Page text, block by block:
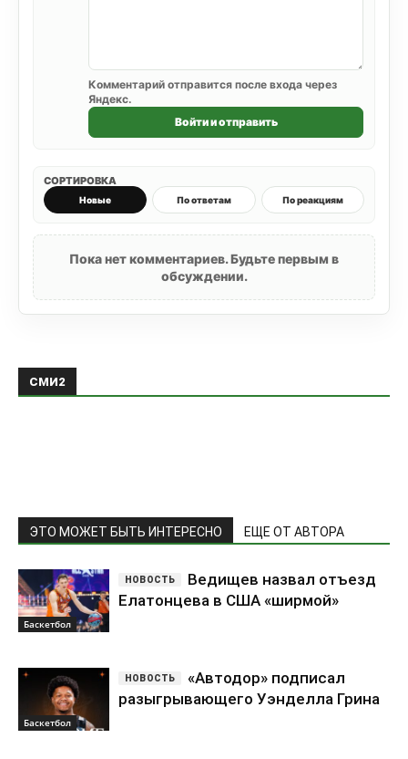
Комментарий отправится после входа через
Яндекс.
Войти и отправить
СОРТИРОВКА
Новые По ответам По реакциям
Пока нет комментариев. Будьте первым в
обсуждении.
СМИ2
ЭТО МОЖЕТ БЫТЬ ИНТЕРЕСНО ЕЩЕ ОТ АВТОРА
Баскетбол
Ведищев назвал отъезд
Елатонцева в США «ширмой»
Баскетбол
«Автодор» подписал
разыгрывающего Уэнделла Грина